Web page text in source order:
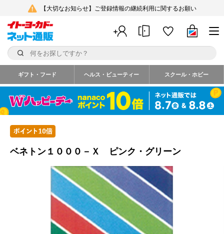
【大切なお知らせ】ご登録情報の継続利用に関するお願い
ギフト・フード ヘルス・ビューティー スクール・ホビー
ベネトン１０００－Ｘ ピンク・グリーン